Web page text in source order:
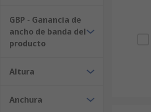
GBP - Ganancia de
ancho de banda del
producto
Altura
Anchura